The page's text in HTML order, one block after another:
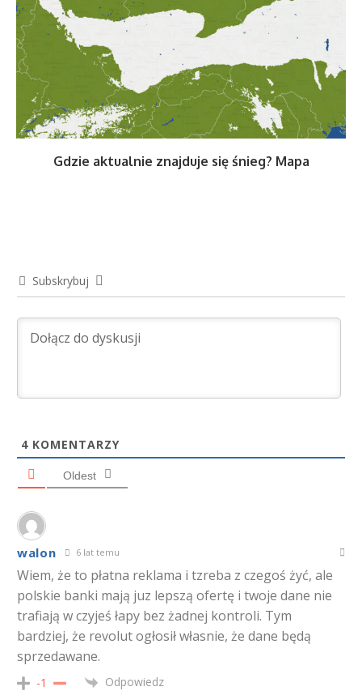
Gdzie aktualnie znajduje się śnieg? Mapa
Subskrybuj
4 KOMENTARZY
Oldest
walon 6 lat temu
Wiem, że to płatna reklama i tzreba z czegoś żyć, ale
polskie banki mają juz lepszą ofertę i twoje dane nie
trafiają w czyjeś łapy bez żadnej kontroli. Tym
bardziej, że revolut ogłosił własnie, że dane będą
sprzedawane.
-1 Odpowiedz